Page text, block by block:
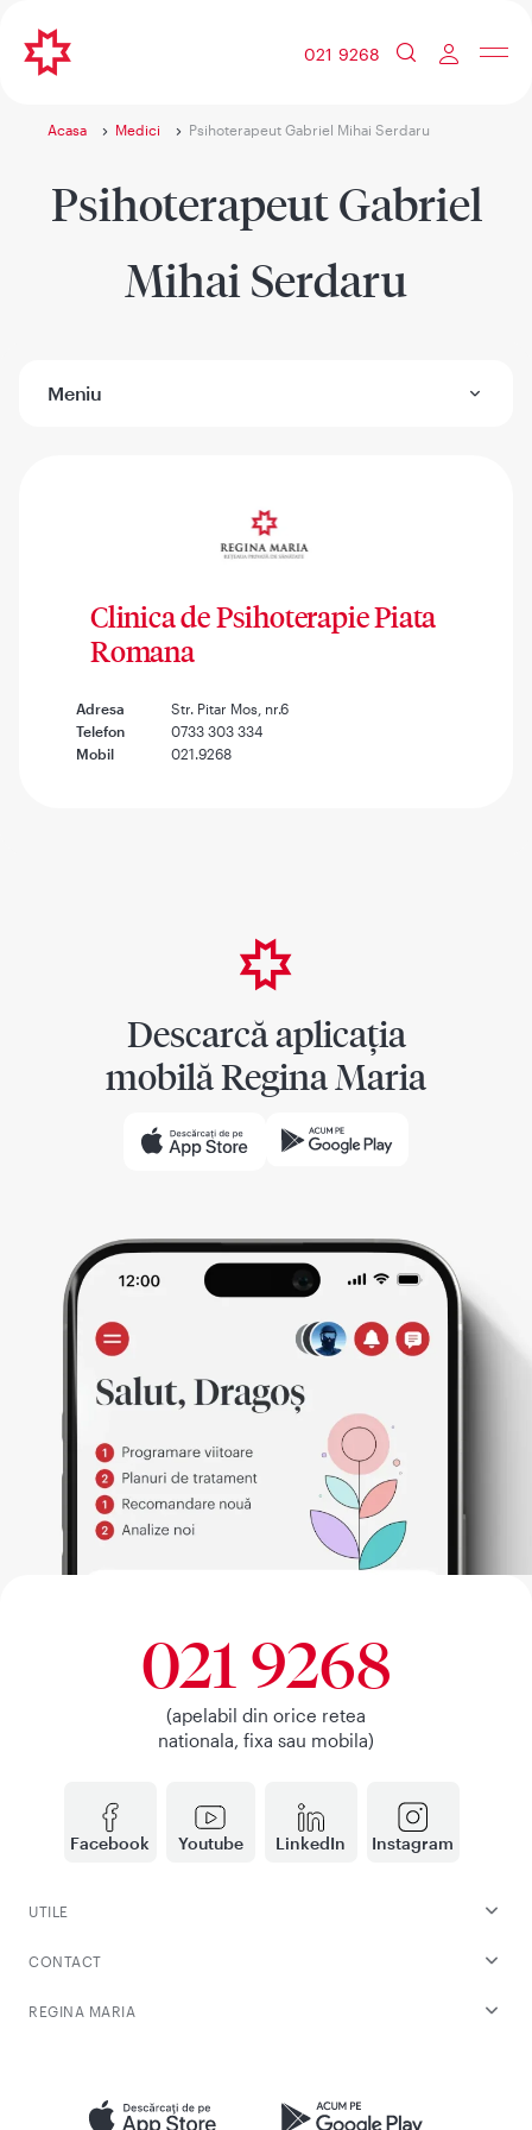
021 9268
Acasa Medici Psihoterapeut Gabriel Mihai Serdaru
Psihoterapeut Gabriel
Mihai Serdaru
Meniu
Clinica de Psihoterapie Piata
Romana
Adresa
Str. Pitar Mos, nr.6
Telefon
0733 303 334
Mobil
021.9268
Descarcă aplicația
mobilă Regina Maria
Facebook Youtube LinkedIn Instagram
021 9268
(apelabil din orice retea
nationala, fixa sau mobila)
UTILE
CONTACT
REGINA MARIA